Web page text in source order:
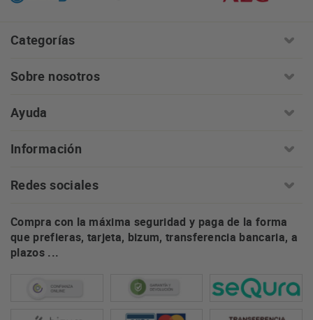
Categorías
Sobre nosotros
Ayuda
Información
Redes sociales
Compra con la máxima seguridad y paga de la forma
que prefieras, tarjeta, bizum, transferencia bancaria, a
plazos ...